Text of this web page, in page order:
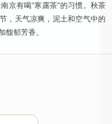
南京有喝“寒露茶”的习惯。秋茶
，天气凉爽，泥土和空气中的
馥郁芳香。